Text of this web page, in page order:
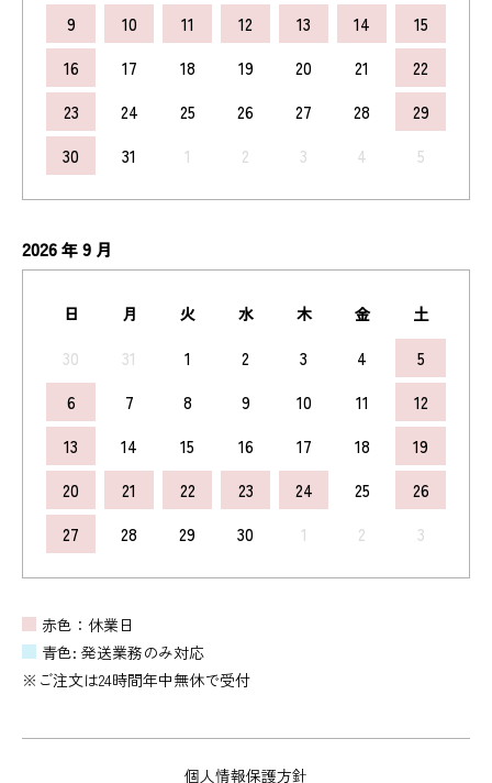
9
10 11 12 13 14
15
16
17 18 19 20 21
22
23
24 25 26 27 28
29
30
31 1 2 3 4 5
2026年9 月
日 月 火 水 木 金 土
30 31 1 2 3 4
5
6
7 8 9 10 11
12
13
14 15 16 17 18
19
20
21 22 23 24 25
26
27
28 29 30 1 2 3
赤色：休業日
青色: 発送業務のみ対応
※ご注文は24時間年中無休で受付
個人情報保護方針